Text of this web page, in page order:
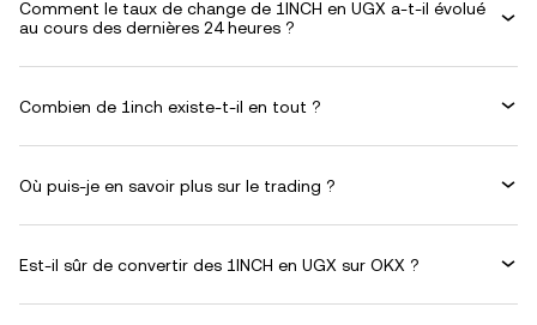
Comment le taux de change de 1INCH en UGX a-t-il évolué
au cours des dernières 24 heures ?
Combien de 1inch existe-t-il en tout ?
Où puis-je en savoir plus sur le trading ?
Est-il sûr de convertir des 1INCH en UGX sur OKX ?